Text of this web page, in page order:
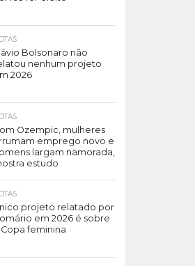
Bolsonaro não
nenhum projeto
2026
Ozempic, mulheres
emprego novo e
largam namorada,
estudo
projeto relatado por
em 2026 é sobre
Copa feminina